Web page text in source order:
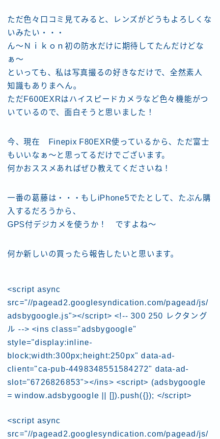
ただ色々口コミ見てみると、レンズがどうもよろしくな
いみたい・・・
ん〜Ｎｉｋｏｎ初の防水だけに期待してたんだけどな
ぁ〜
といっても、私は写真撮るの好きなだけで、全然素人
知識もありまへん。
ただF600EXRはハイスピードカメラなど色々機能がつ
いているので、面白そうと思いました！
今、現在 Finepix F80EXR使っているから、ただ富士
もいいなぁ〜と思ってるだけでございます。
何かおススメあればぜひ教えてくださいね！
一番の葛藤は・・・もしiPhone5でたとして、たぶん購
入するだろうから、
GPS付デジカメを使うか！ ですよね〜
何か新しいの買ったら報告したいと思います。
<script async
src="//pagead2.googlesyndication.com/pagead/js/
adsbygoogle.js"></script> <!-- 300 250 レクタング
ル --> <ins class="adsbygoogle"
style="display:inline-
block;width:300px;height:250px" data-ad-
client="ca-pub-4498348551584272" data-ad-
slot="6726826853"></ins> <script> (adsbygoogle
= window.adsbygoogle || []).push({}); </script>
<script async
src="//pagead2.googlesyndication.com/pagead/js/